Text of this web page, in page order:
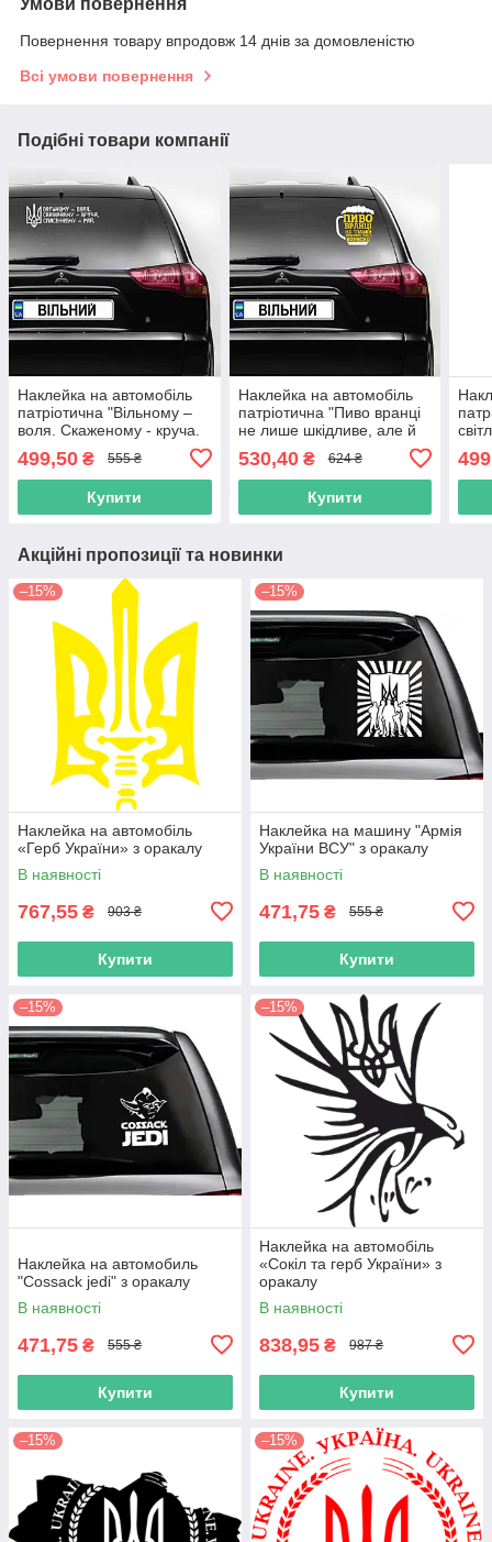
Умови повернення
Повернення товару впродовж 14 днів за домовленістю
Всі умови повернення
Подібні товари компанії
Наклейка на автомобіль
патріотична "Вільному –
воля. Скаженому - круча.
Спасенному– рай" (колір
плівки на вибір клієнта) з
оракалу
499,50 ₴ 555 ₴
Купити
Наклейка на автомобіль
патріотична "Пиво вранці
не лише шкідливе, але й
корисне" (колір плівки на
вибір клієнта) з оракалу
530,40₴ 624 ₴
Купити
Акційні пропозиції та новинки
–15%
Наклейка на автомобіль
«Герб України» з оракалу
В наявності
767,55 ₴ 903 ₴
Купити
–15%
Наклейка на машину "Армія
України ВСУ" з оракалу
В наявності
471,75 ₴ 555 ₴
Купити
–15%
Наклейка на автомобиль
"Cossack jedi" з оракалу
В наявності
471,75 ₴ 555 ₴
Купити
–15%
Наклейка на автомобіль
«Сокіл та герб України» з
оракалу
В наявності
838,95 ₴ 987 ₴
Купити
–15% –15%